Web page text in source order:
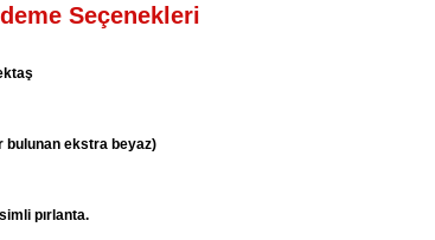
Seçenekleri
bulunan ekstra beyaz)
pırlanta.